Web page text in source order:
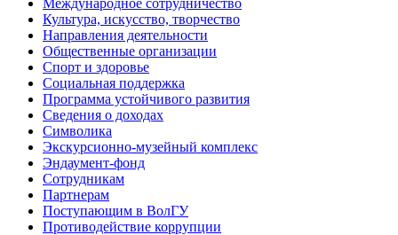
Международное сотрудничество
Культура, искусство, творчество
Направления деятельности
Общественные организации
Спорт и здоровье
Социальная поддержка
Программа устойчивого развития
Сведения о доходах
Символика
Экскурсионно-музейный комплекс
Эндаумент-фонд
Сотрудникам
Партнерам
Поступающим в ВолГУ
Противодействие коррупции